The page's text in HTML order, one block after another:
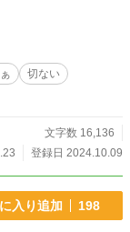
切ない
文字数 16,136
登録日 2024.10.09
入り追加 198